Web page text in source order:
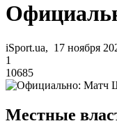
iSport.ua, 17 ноября
1
10685
Местные